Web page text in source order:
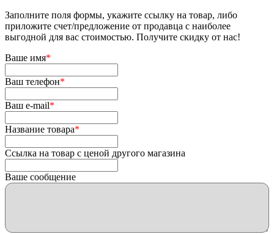
Заполните поля формы, укажите ссылку на товар, либо
приложите счет/предложение от продавца с наиболее
выгодной для вас стоимостью. Получите скидку от нас!
Ваше имя*
Ваш телефон*
Ваш e-mail*
Название товара*
Ссылка на товар с ценой другого магазина
Ваше сообщение